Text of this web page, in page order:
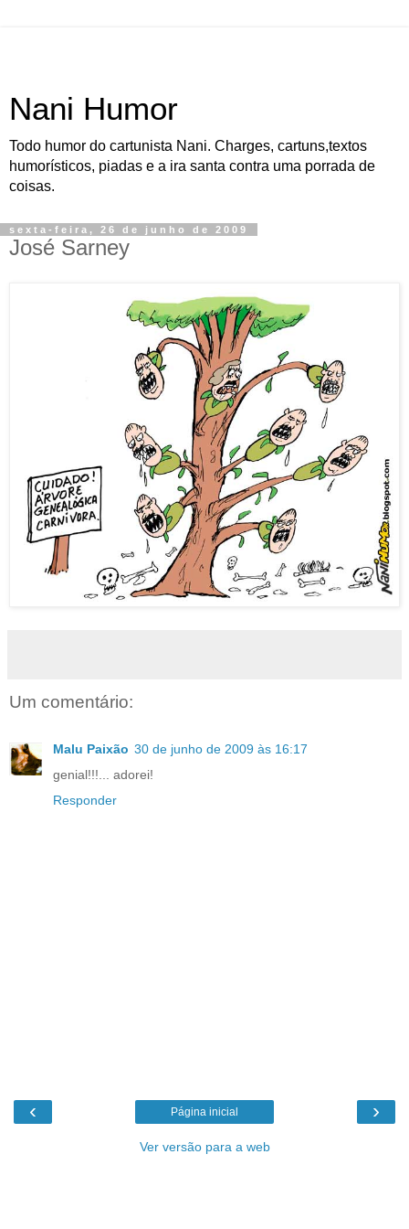
Nani Humor
Todo humor do cartunista Nani. Charges, cartuns,textos
humorísticos, piadas e a ira santa contra uma porrada de
coisas.
sexta-feira, 26 de junho de 2009
José Sarney
Um comentário:
Malu Paixão 30 de junho de 2009 às 16:17
genial!!!... adorei!
Responder
‹ ›
Página inicial
Ver versão para a web